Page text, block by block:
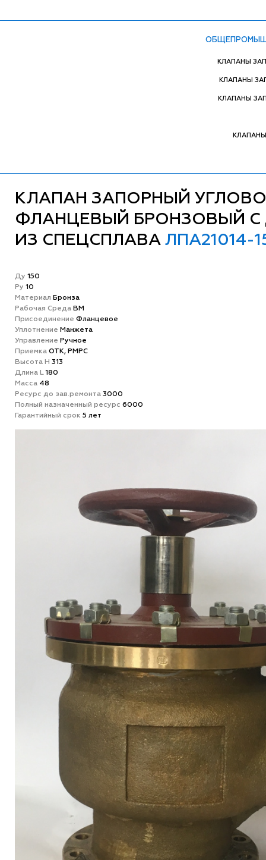
КЛАПАНЫ
КЛАПАНЫ
КЛАПАНЫ
КЛАПАН ЗАПОРНЫЙ
ФЛАНЦЕВЫЙ БРОНЗОВЫЙ С
ИЗ СПЕЦСПЛАВА ЛПА21014-
Ду 150
Ру 10
Матeриал Бронза
Рабочая Среда ВМ
Присоединение Фланцевое
Уплотнение Манжета
Управление Ручное
Приемка ОТК, РМРС
Высота H 313
Длина L180
Масса 48
Ресурс до зав.ремонта 3000
Полный назначенный ресурс 6000
Гарантийный срок 5 лет